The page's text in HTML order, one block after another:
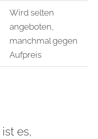
Wird selten
angeboten,
manchmal gegen
Aufpreis
ist es,